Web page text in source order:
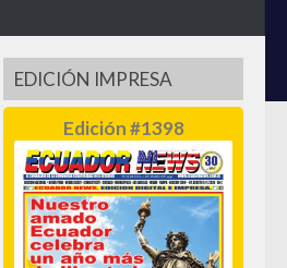
EDICIÓN IMPRESA
Edición #1398